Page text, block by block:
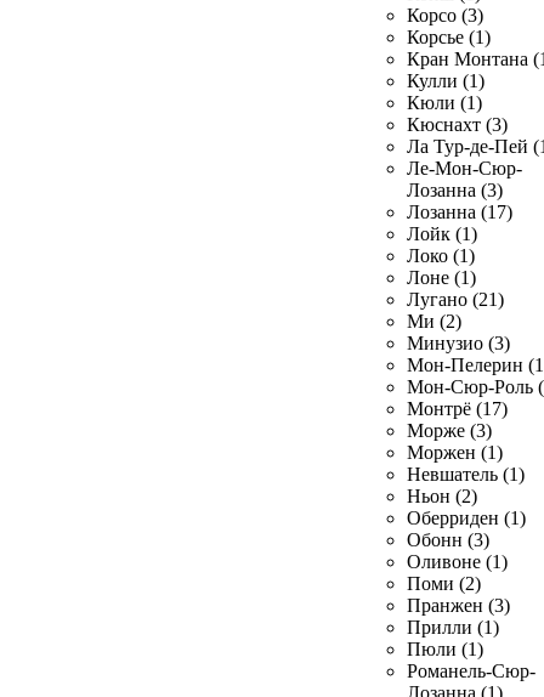
Корсо (3)
Корсье (1)
Кран Монтана
Кулли (1)
Кюли (1)
Кюснахт (3)
Ла Тур-де-Пей
Ле-Мон-Сюр-
Лозанна (3)
Лозанна (17)
Лойк (1)
Локо (1)
Лоне (1)
Лугано (21)
Ми (2)
Минузио (3)
Мон-Пелерин
Мон-Сюр-Роль
Монтрё (17)
Морже (3)
Моржен (1)
Невшатель (1)
Ньон (2)
Оберриден (1)
Обонн (3)
Оливоне (1)
Поми (2)
Пранжен (3)
Прилли (1)
Пюли (1)
Романель-Сюр-
Лозанна (1)